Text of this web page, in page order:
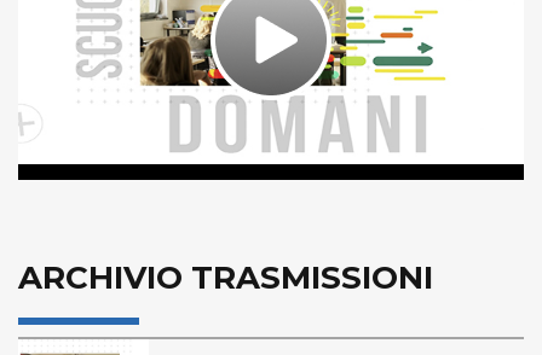
Play
Video
ARCHIVIO TRASMISSIONI